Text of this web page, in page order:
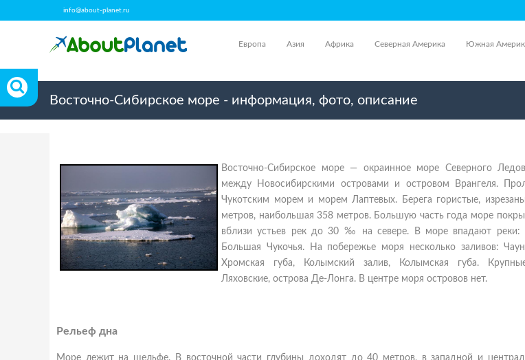
info@about-planet.ru
Европа Азия Африка Северная Америка Южная
Восточно-Сибирское море - информация, фото, описание
Восточно-Сибирское море — окраинное море Северного
между Новосибирскими островами и островом Врангеля.
Чукотским морем и морем Лаптевых. Берега гористые,
метров, наибольшая 358 метров. Большую часть года море
вблизи устьев рек до 30 ‰ на севере. В море впадают реки:
Большая Чукочья. На побережье моря несколько заливов:
Хромская губа, Колымский залив, Колымская губа.
Ляховские, острова Де-Лонга. В центре моря островов нет.
Рельеф дна
Море лежит на шельфе. В восточной части глубины доходят до 40 метров, в западной и